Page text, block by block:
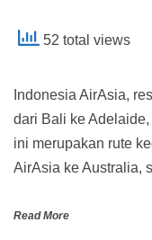
52 total views
Indonesia AirAsia,
dari Bali ke
ini merupakan rute
AirAsia ke Australia,
Read More